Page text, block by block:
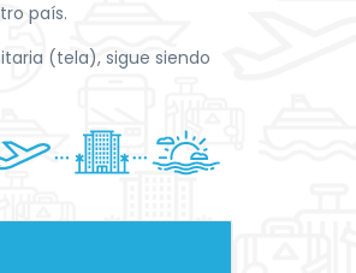
país.
(tela), sigue siendo